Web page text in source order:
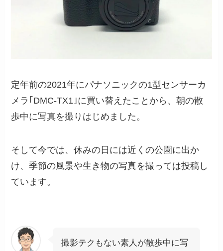
定年前の2021年にパナソニックの1型センサーカ
メラ｢DMC-TX1｣に買い替えたことから、朝の散
歩中に写真を撮りはじめました。
そして今では、休みの日には近くの公園に出か
け、季節の風景や生き物の写真を撮っては投稿し
ています。
撮影テクもない素人が散歩中に写